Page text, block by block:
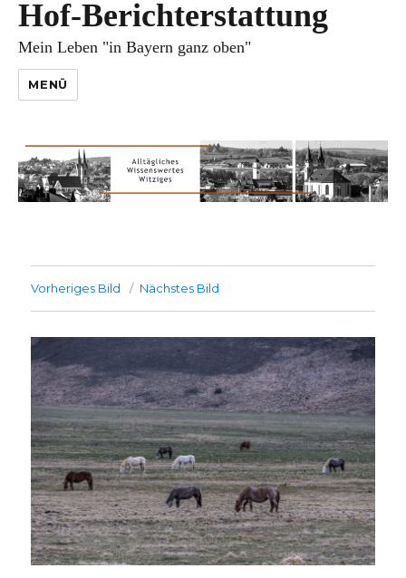
Hof-Berichterstattung
Mein Leben "in Bayern ganz oben"
MENÜ
Vorheriges Bild Nächstes Bild